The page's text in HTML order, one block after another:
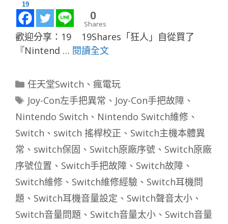
19
0
Shares
歡迎分享：19 19Shares「狂人」自從買了
『Nintend … 閱讀全文
分
類
任天堂Switch 、 瘋電玩
標
籤
Joy-Con左手把異常 、 Joy-Con手把故障、
Nintendo Switch 、 Nintendo Switch維修 、
Switch 、 switch 搖桿校正 、 Switch主機本體異
常 、 switch保固 、 Switch原廠序號 、 Switch原廠
序號位置 、 Switch手把故障 、 Switch故障 、
Switch維修 、 Switch維修經驗 、 Switch耳機問
題 、 Switch耳機音量設定 、 Switch聲音太小 、
Switch音量問題 、 Switch音量太小 、 Switch音量